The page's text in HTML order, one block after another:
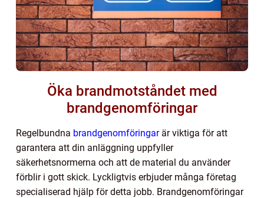
Öka brandmotståndet med
brandgenomföringar
Regelbundna brandgenomföringarär viktiga för att
garantera att din anläggning uppfyller
säkerhetsnormerna och att de material du använder
förblir i gott skick. Lyckligtvis erbjuder många företag
specialiserad hjälp för detta jobb. Brandgenomföringar